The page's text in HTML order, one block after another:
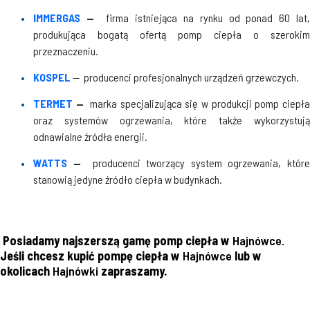
IMMERGAS — firma istniejąca na rynku od ponad 60 lat,
produkująca bogatą ofertą pomp ciepła o szerokim
przeznaczeniu.
KOSPEL — producenci profesjonalnych urządzeń grzewczych.
TERMET — marka specjalizująca się w produkcji pomp ciepła
oraz systemów ogrzewania, które także wykorzystują
odnawialne źródła energii.
WATTS — producenci tworzący system ogrzewania, które
stanowią jedyne źródło ciepła w budynkach.
Posiadamy najszerszą gamę pomp ciepła w Hajnówce.
Jeśli chcesz kupić pompę ciepła w Hajnówce lub w
okolicach Hajnówki zapraszamy.